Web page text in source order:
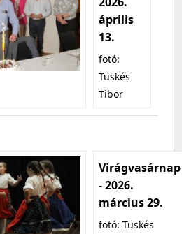
április
13.
fotó:
Tüskés
Tibor
Virágvasárnap
- 2026.
március 29.
fotó: Tüskés